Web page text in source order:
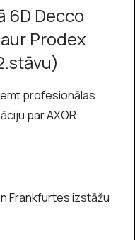
6D Decco
Prodex
profesionālas
par AXOR
Frankfurtes izstāžu